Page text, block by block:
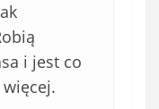
i jest co